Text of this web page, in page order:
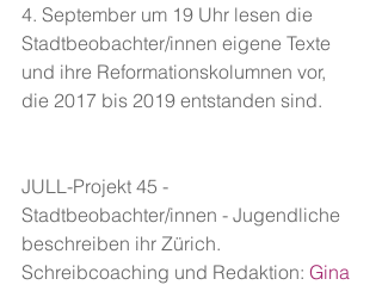
4. September um 19 Uhr lesen die
Stadtbeobachter/innen eigene Texte
und ihre Reformationskolumnen vor,
die 2017 bis 2019 entstanden sind.
JULL-Projekt 45 -
Stadtbeobachter/innen - Jugendliche
beschreiben ihr Zürich.
Schreibcoaching und Redaktion: Gina